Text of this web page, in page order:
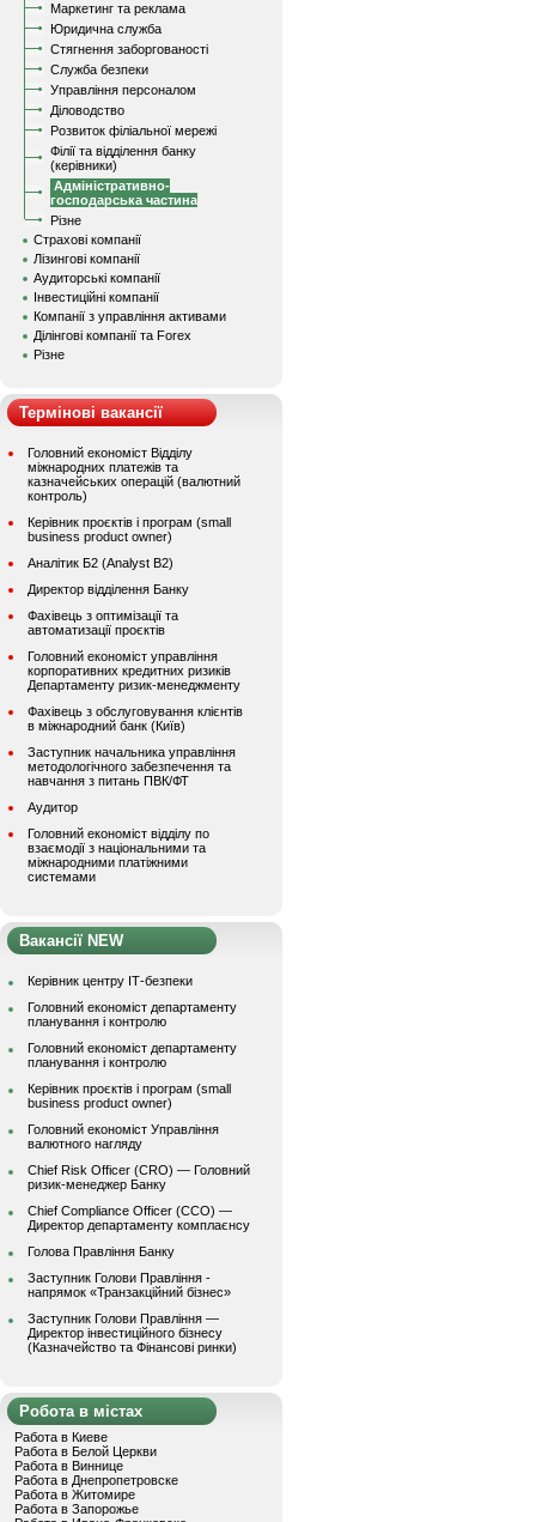
Маркетинг та реклама
Юридична служба
Стягнення заборгованості
Служба безпеки
Управління персоналом
Діловодство
Розвиток філіальної мережі
Філії та відділення банку
(керівники)
Адміністративно-
господарська частина
Різне
Страхові компанії
Лізингові компанії
Аудиторські компанії
Інвестиційні компанії
Компанії з управління активами
Ділінгові компанії та Forex
Різне
Термінові вакансії
Головний економіст Відділу
міжнародних платежів та
казначейських операцій (валютний
контроль)
Керівник проєктів і програм (small
business product owner)
Аналітик Б2 (Analyst B2)
Директор відділення Банку
Фахівець з оптимізації та
автоматизації проєктів
Головний економіст управління
корпоративних кредитних ризиків
Департаменту ризик-менеджменту
Фахівець з обслуговування клієнтів
в міжнародний банк (Київ)
Заступник начальника управління
методологічного забезпечення та
навчання з питань ПВК/ФТ
Аудитор
Головний економіст відділу по
взаємодії з національними та
міжнародними платіжними
системами
Вакансії NEW
Керівник центру ІТ-безпеки
Головний економіст департаменту
планування і контролю
Головний економіст департаменту
планування і контролю
Керівник проєктів і програм (small
business product owner)
Головний економіст Управління
валютного нагляду
Chief Risk Officer (CRO) — Головний
ризик-менеджер Банку
Chief Compliance Officer (CCO) —
Директор департаменту комплаєнсу
Голова Правління Банку
Заступник Голови Правління -
напрямок «Транзакційний бізнес»
Заступник Голови Правління —
Директор інвестиційного бізнесу
(Казначейство та Фінансові ринки)
Робота в містах
Работа в Киеве
Работа в Белой Церкви
Работа в Виннице
Работа в Днепропетровске
Работа в Житомире
Работа в Запорожье